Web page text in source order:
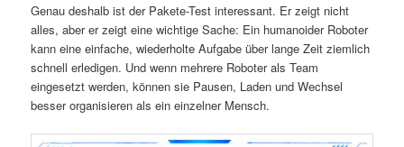
Genau deshalb ist der Pakete-Test interessant. Er zeigt nicht
alles, aber er zeigt eine wichtige Sache: Ein humanoider Roboter
kann eine einfache, wiederholte Aufgabe über lange Zeit ziemlich
schnell erledigen. Und wenn mehrere Roboter als Team
eingesetzt werden, können sie Pausen, Laden und Wechsel
besser organisieren als ein einzelner Mensch.